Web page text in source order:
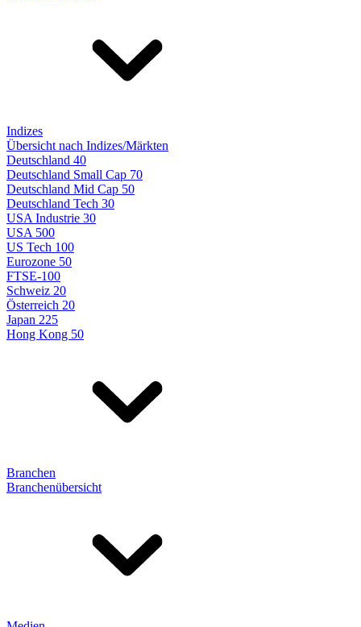
Indizes
Übersicht nach Indizes/Märkten
Deutschland 40
Deutschland Small Cap 70
Deutschland Mid Cap 50
Deutschland Tech 30
USA Industrie 30
USA 500
US Tech 100
Eurozone 50
FTSE-100
Schweiz 20
Österreich 20
Japan 225
Hong Kong 50
Branchen
Branchenübersicht